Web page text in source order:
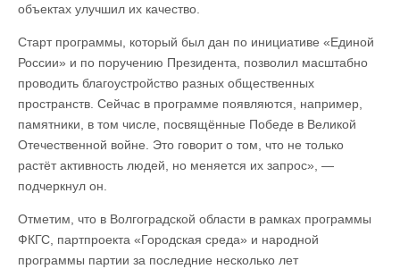
объектах улучшил их качество.
Старт программы, который был дан по инициативе «Единой
России» и по поручению Президента, позволил масштабно
проводить благоустройство разных общественных
пространств. Сейчас в программе появляются, например,
памятники, в том числе, посвящённые Победе в Великой
Отечественной войне. Это говорит о том, что не только
растёт активность людей, но меняется их запрос», —
подчеркнул он.
Отметим, что в Волгоградской области в рамках программы
ФКГС, партпроекта «Городская среда» и народной
программы партии за последние несколько лет